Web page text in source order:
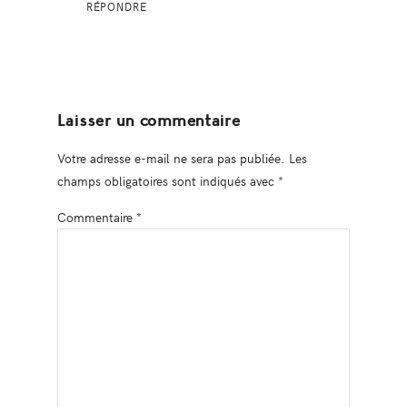
RÉPONDRE
Laisser un commentaire
Votre adresse e-mail ne sera pas publiée. Les
champs obligatoires sont indiqués avec *
Commentaire *